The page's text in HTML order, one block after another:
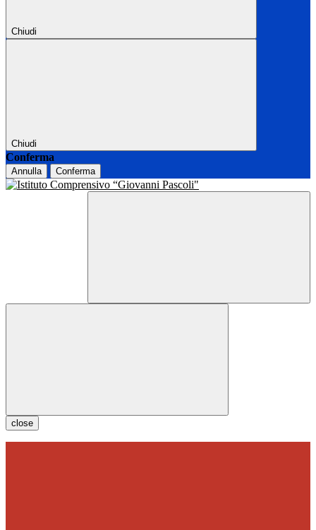
Chiudi
Chiudi
Conferma
Annulla Conferma
close